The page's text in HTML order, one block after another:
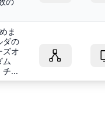
ま
ダの
ズオ
ム
チ...